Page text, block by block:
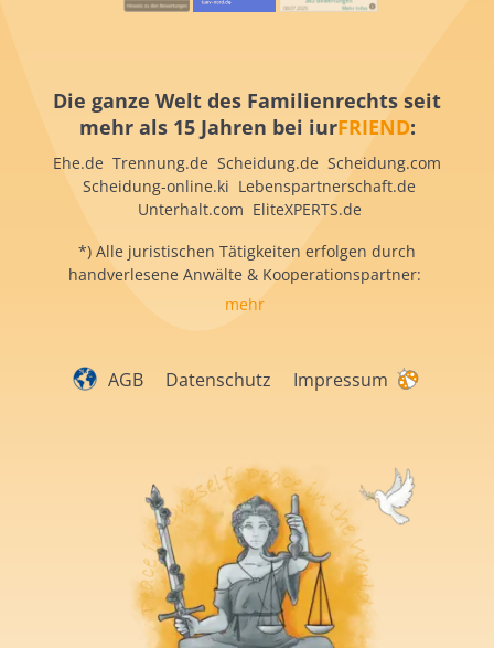
Die ganze Welt des Familienrechts seit
mehr als 15 Jahren bei iurFRIEND:
Ehe.de Trennung.de Scheidung.de Scheidung.com
Scheidung-online.ki Lebenspartnerschaft.de
Unterhalt.com EliteXPERTS.de
*) Alle juristischen Tätigkeiten erfolgen durch
handverlesene Anwälte & Kooperationspartner:
mehr
AGB Datenschutz Impressum